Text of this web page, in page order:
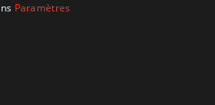
Paramètres